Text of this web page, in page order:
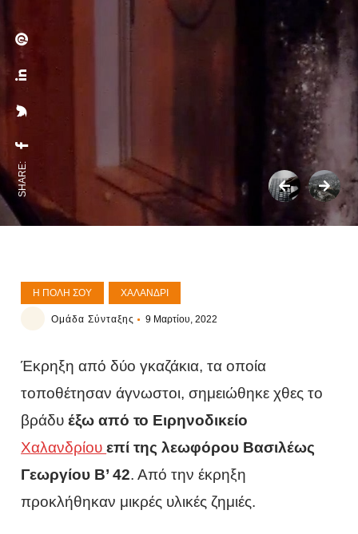
SHARE:
Η ΠΌΛΗ ΣΟΥ ΧΑΛΆΝΔΡΙ
Ομάδα Σύνταξης 9 Μαρτίου, 2022
Έκρηξη από δύο γκαζάκια, τα οποία
τοποθέτησαν άγνωστοι, σημειώθηκε χθες το
βράδυέξω από το Ειρηνοδικείο
Χαλανδρίουεπί της λεωφόρου Βασιλέως
Γεωργίου Β’ 42. Από την έκρηξη
προκλήθηκαν μικρές υλικές ζημιές.